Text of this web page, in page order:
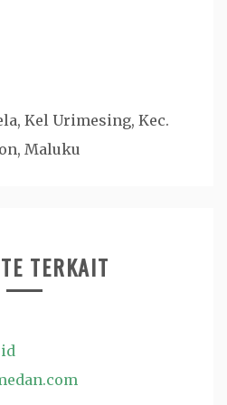
Kel Urimesing, Kec.
Maluku
TERKAIT